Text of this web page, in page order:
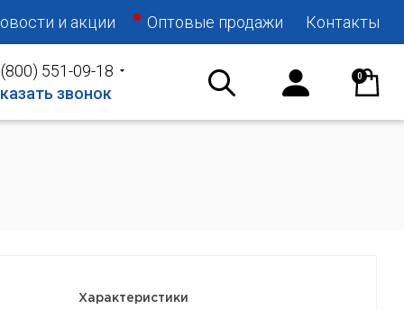
и акции Оптовые продажи Контакты
551-09-18
звонок
0
Характеристики